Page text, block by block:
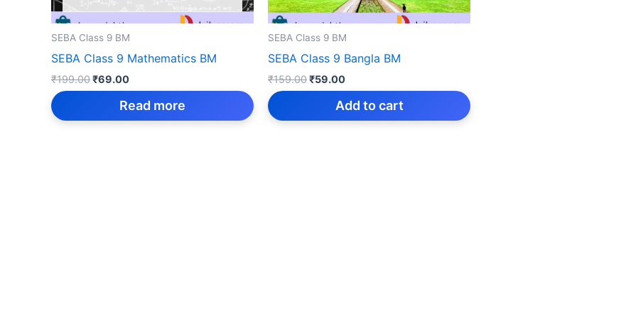
SEBA Class 9 BM
SEBA Class 9 Mathematics BM
₹199.00Original
price
₹69.00Current
price
is:
Read more
SEBA Class 9 BM
SEBA Class 9 Bangla BM
₹159.00Original
price
₹59.00Current
price
is:
Add to cart